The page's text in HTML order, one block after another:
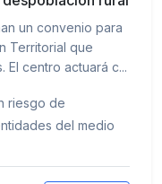
un convenio para
Territorial que
El centro actuará c...
riesgo de
del medio